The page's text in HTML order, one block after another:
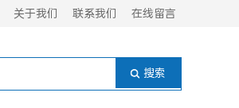
关于我们 联系我们 在线留言